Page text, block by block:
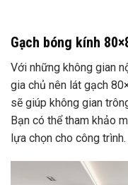
Gạch bóng kính
Với những không gian
gia chủ nên lát gạch
sẽ giúp không gian
Bạn có thể tham khảo
lựa chọn cho công trình.